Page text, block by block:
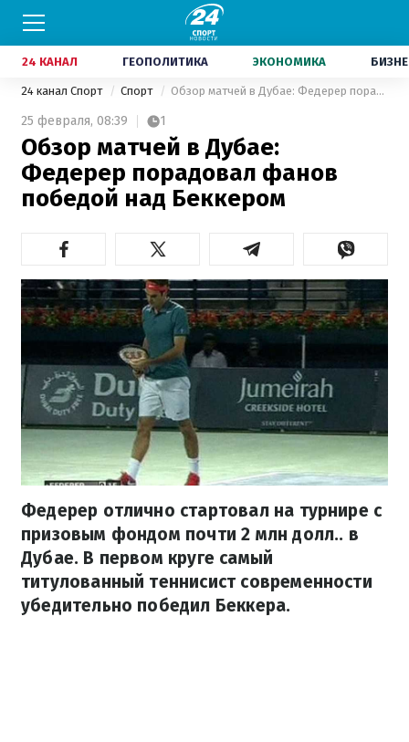
24 КАНАЛ ГЕОПОЛИТИКА ЭКОНОМИКА
24 канал Спорт Спорт Обзор матчей в Дубае: Федерер порадовал фанов победой над Беккером
25 февраля, 08:39 1
Обзор матчей в Дубае:
Федерер порадовал фанов
победой над Беккером
Федерер отлично стартовал на турнире с
призовым фондом почти 2 млн долл.. в
Дубае. В первом круге самый
титулованный теннисист современности
убедительно победил Беккера.